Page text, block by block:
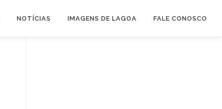
NOTÍCIAS IMAGENS DE LAGOA FALE CONOSCO